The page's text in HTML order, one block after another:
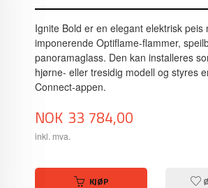
Ignite Bold er en elegant elektrisk peis
imponerende Optiflame-flammer,
panoramaglass. Den kan installeres
hjørne- eller tresidig modell og styres
Connect-appen.
Pris
NOK 33 784,00
inkl. mva.
KJØP